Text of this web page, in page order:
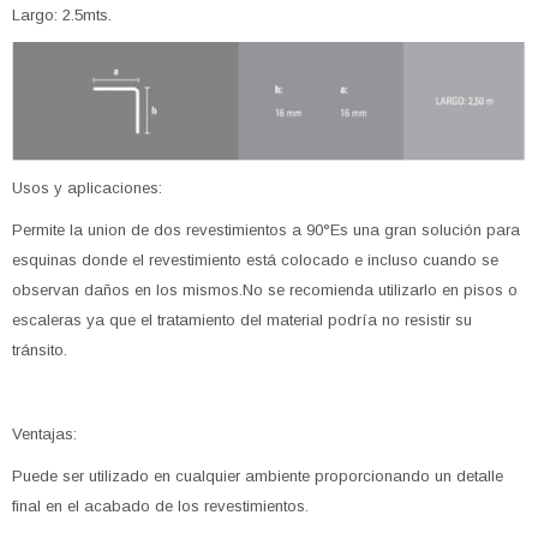
Largo: 2.5mts.
Usos y aplicaciones:
Permite la union de dos revestimientos a 90°Es una gran solución para
esquinas donde el revestimiento está colocado e incluso cuando se
observan daños en los mismos.No se recomienda utilizarlo en pisos o
escaleras ya que el tratamiento del material podría no resistir su
tránsito.
Ventajas:
Puede ser utilizado en cualquier ambiente proporcionando un detalle
final en el acabado de los revestimientos.